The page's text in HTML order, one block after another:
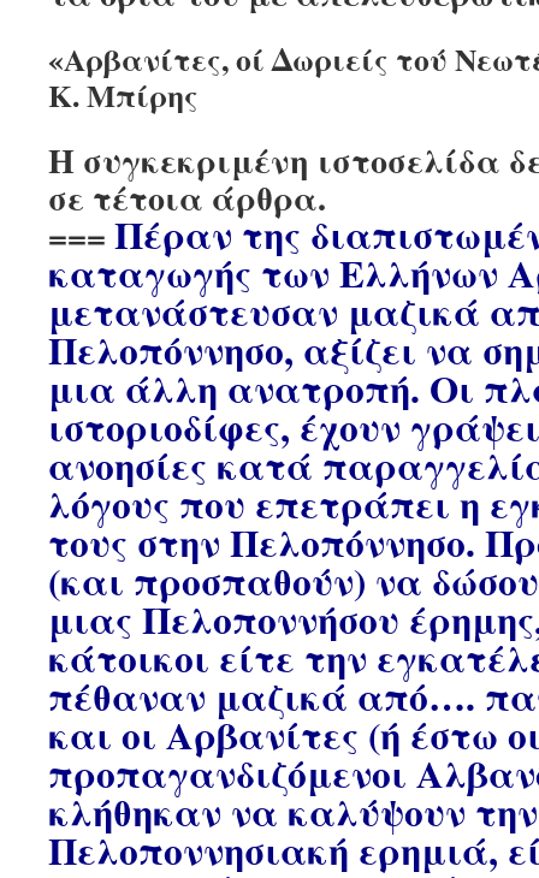
«Αρβανίτες, οί Δωριείς τού
Κ. Μπίρης
Η συγκεκριμένη ιστοσελίδα
σε τέτοια άρθρα.
===Πέραν της
καταγωγής των Ελλήνων
μετανάστευσαν μαζικά
Πελοπόννησο, αξίζει να
μια άλλη ανατροπή. Οι
ιστοριοδίφες, έχουν
ανοησίες κατά
λόγους που επετράπει η
τους στην Πελοπόννησο.
(και προσπαθούν) να
μιας Πελοποννήσου
κάτοικοι είτε την
πέθαναν μαζικά από….
και οι Αρβανίτες (ή έστω
προπαγανδιζόμενοι
κλήθηκαν να καλύψουν την
Πελοποννησιακή ερημιά,